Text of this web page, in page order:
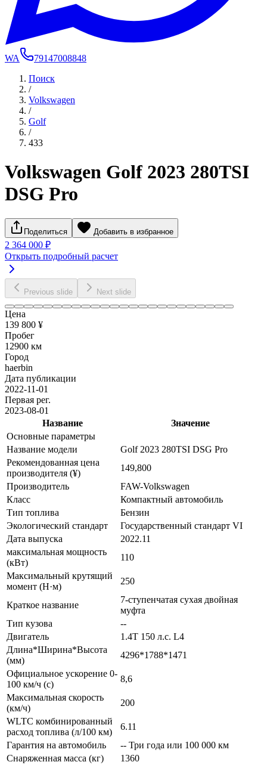
WA
79147008848
Поиск
/
Volkswagen
/
Golf
/
433
Volkswagen Golf 2023 280TSI
DSG Pro
Поделиться Добавить в избранное
2 364 000 ₽
Открыть подробный расчет
Previous slide Next slide
Цена
139 800 ¥
Пробег
12900 км
Город
haerbin
Дата публикации
2022-11-01
Первая рег.
2023-08-01
Название
Значение
Основные параметры
Название модели
Golf 2023 280TSI DSG Pro
Рекомендованная цена
производителя (¥)
149,800
Производитель
FAW-Volkswagen
Класс
Компактный автомобиль
Тип топлива
Бензин
Экологический стандарт
Государственный стандарт VI
Дата выпуска
2022.11
максимальная мощность
(кВт)
110
Максимальный крутящий
момент (Н·м)
250
Краткое название
7-ступенчатая сухая двойная
муфта
Тип кузова
--
Двигатель
1.4T 150 л.с. L4
Длина*Ширина*Высота
(мм)
4296*1788*1471
Официальное ускорение 0-
100 км/ч (с)
8,6
Максимальная скорость
(км/ч)
200
WLTC комбинированный
расход топлива (л/100 км)
6.11
Гарантия на автомобиль
-- Три года или 100 000 км
Снаряженная масса (кг)
1360